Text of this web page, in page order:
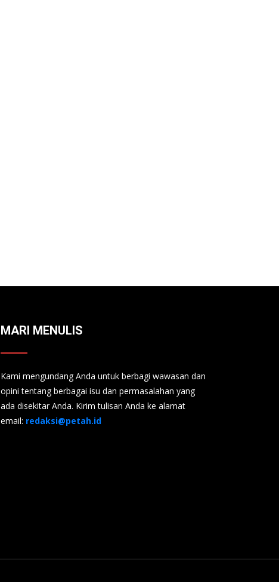
MARI MENULIS
Kami mengundang Anda untuk berbagi wawasan dan
opini tentang berbagai isu dan permasalahan yang
ada disekitar Anda. Kirim tulisan Anda ke alamat
email: redaksi@petah.id